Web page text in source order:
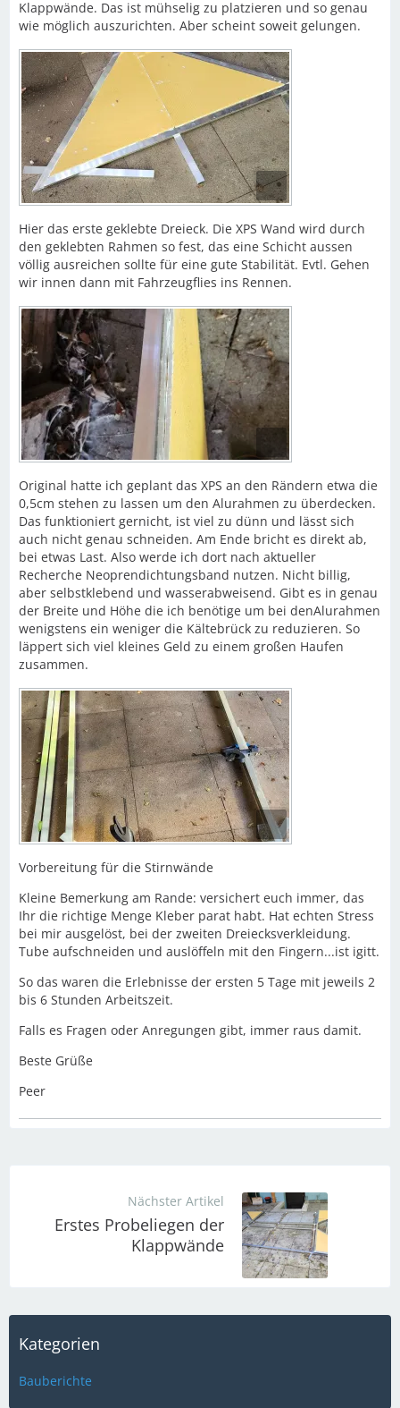
Klappwände. Das ist mühselig zu platzieren und so genau
wie möglich auszurichten. Aber scheint soweit gelungen.
Hier das erste geklebte Dreieck. Die XPS Wand wird durch
den geklebten Rahmen so fest, das eine Schicht aussen
völlig ausreichen sollte für eine gute Stabilität. Evtl. Gehen
wir innen dann mit Fahrzeugflies ins Rennen.
Original hatte ich geplant das XPS an den Rändern etwa die
0,5cm stehen zu lassen um den Alurahmen zu überdecken.
Das funktioniert gernicht, ist viel zu dünn und lässt sich
auch nicht genau schneiden. Am Ende bricht es direkt ab,
bei etwas Last. Also werde ich dort nach aktueller
Recherche Neoprendichtungsband nutzen. Nicht billig,
aber selbstklebend und wasserabweisend. Gibt es in genau
der Breite und Höhe die ich benötige um bei denAlurahmen
wenigstens ein weniger die Kältebrück zu reduzieren. So
läppert sich viel kleines Geld zu einem großen Haufen
zusammen.
Vorbereitung für die Stirnwände
Kleine Bemerkung am Rande: versichert euch immer, das
Ihr die richtige Menge Kleber parat habt. Hat echten Stress
bei mir ausgelöst, bei der zweiten Dreiecksverkleidung.
Tube aufschneiden und auslöffeln mit den Fingern...ist igitt.
So das waren die Erlebnisse der ersten 5 Tage mit jeweils 2
bis 6 Stunden Arbeitszeit.
Falls es Fragen oder Anregungen gibt, immer raus damit.
Beste Grüße
Peer
Nächster Artikel
Erstes Probeliegen der
Klappwände
Kategorien
Bauberichte